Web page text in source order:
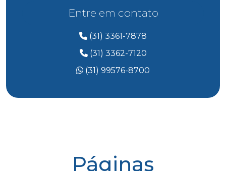
Entre em contato
(31) 3361-7878
(31) 3362-7120
(31) 99576-8700
Páginas